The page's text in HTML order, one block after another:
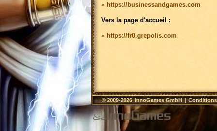
» https://businessandgames.com
Vers la page d'accueil :
» https://fr0.grepolis.com
© 2009-2026InnoGames GmbH|